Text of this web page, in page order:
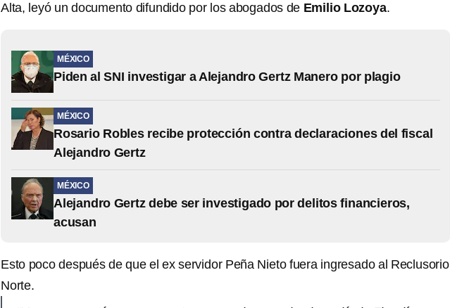
Alta, leyó un documento difundido por los abogados de Emilio Lozoya.
MÉXICO
Piden al SNI investigar a Alejandro Gertz Manero por plagio
MÉXICO
Rosario Robles recibe protección contra declaraciones del fiscal
Alejandro Gertz
MÉXICO
Alejandro Gertz debe ser investigado por delitos financieros,
acusan
Esto poco después de que el ex servidor Peña Nieto fuera ingresado al Reclusorio
Norte.